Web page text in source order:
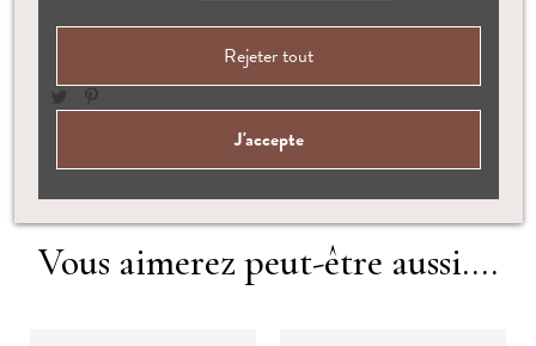
Vous aimerez peut-être aussi....
Rejeter tout
J'accepte